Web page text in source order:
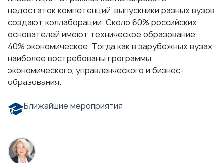
недостаток компетенций, выпускники разных вузов
создают коллаборации. Около 60% российских
основателей имеют техническое образование,
40% экономическое. Тогда как в зарубежных вузах
наиболее востребованы программы
экономического, управленческого и бизнес-
образования.
Ближайшие мероприятия